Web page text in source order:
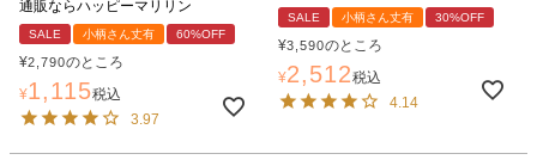
通販ならハッピーマリリン
SALE 小柄さん丈有 60%OFF
¥2,790のところ
¥1,115税込
3.97
SALE 小柄さん丈有 30%OFF
¥3,590のところ
¥2,512税込
4.14